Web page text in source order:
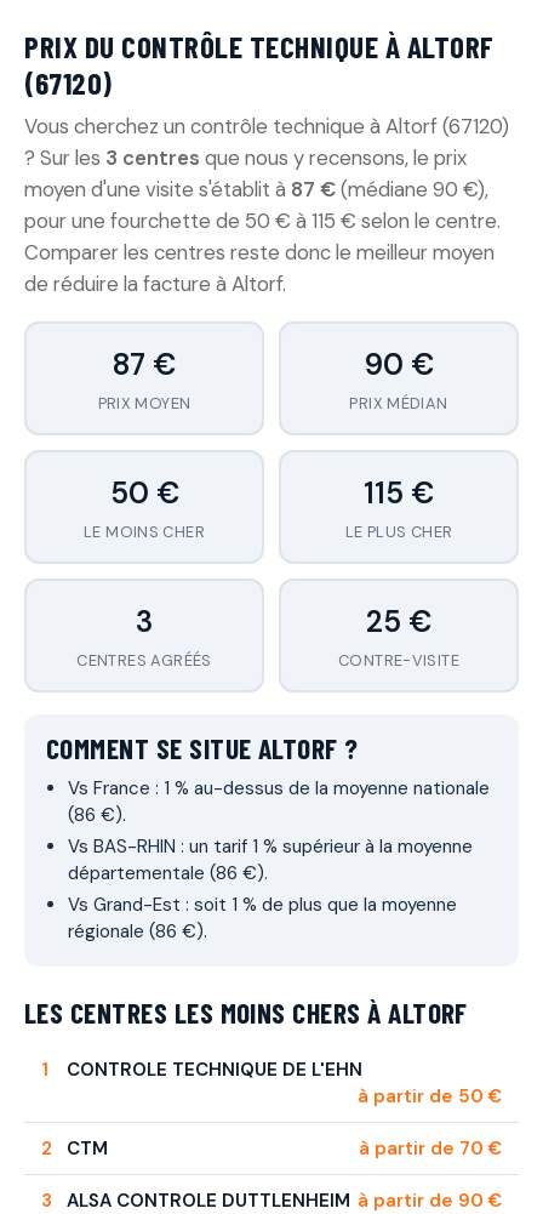
PRIX DU CONTRÔLE TECHNIQUE À ALTORF
(67120)
Vous cherchez un contrôle technique à Altorf (67120)
? Sur les 3 centres que nous y recensons, le prix
moyen d'une visite s'établit à 87 €(médiane 90 €),
pour une fourchette de 50 € à 115 € selon le centre.
Comparer les centres reste donc le meilleur moyen
de réduire la facture à Altorf.
87 €
PRIX MOYEN
90 €
PRIX MÉDIAN
50 €
LE MOINS CHER
115 €
LE PLUS CHER
3
CENTRES AGRÉÉS
25 €
CONTRE-VISITE
COMMENT SE SITUE ALTORF ?
Vs France : 1 % au-dessus de la moyenne nationale
(86 €).
Vs BAS-RHIN : un tarif 1 % supérieur à la moyenne
départementale (86 €).
Vs Grand-Est : soit 1 % de plus que la moyenne
régionale (86 €).
LES CENTRES LES MOINS CHERS À ALTORF
CONTROLE TECHNIQUE DE L'EHN
à partir de 50 €
CTM à partir de 70 €
ALSA CONTROLE DUTTLENHEIM à partir de 90 €